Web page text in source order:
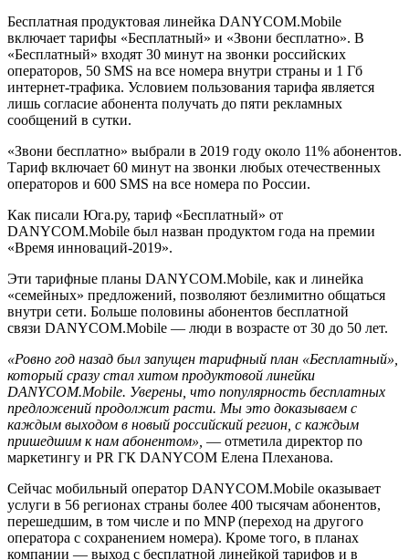
Бесплатная продуктовая линейка DANYCOM.Mobile
включает тарифы «Бесплатный» и «Звони бесплатно». В
«Бесплатный» входят 30 минут на звонки российских
операторов, 50 SMS на все номера внутри страны и 1 Гб
интернет-трафика. Условием пользования тарифа является
лишь согласие абонента получать до пяти рекламных
сообщений в сутки.
«Звони бесплатно» выбрали в 2019 году около 11% абонентов.
Тариф включает 60 минут на звонки любых отечественных
операторов и 600 SMS на все номера по России.
Как писали Юга.ру, тариф «Бесплатный» от
DANYCOM.Mobile был назван продуктом года на премии
«Время инноваций-2019».
Эти тарифные планы DANYCOM.Mobile, как и линейка
«семейных» предложений, позволяют безлимитно общаться
внутри сети. Больше половины абонентов бесплатной
связи DANYCOM.Mobile — люди в возрасте от 30 до 50 лет.
«Ровно год назад был запущен тарифный план «Бесплатный»,
который сразу стал хитом продуктовой линейки
DANYCOM.Mobile. Уверены, что популярность бесплатных
предложений продолжит расти. Мы это доказываем с
каждым выходом в новый российский регион, с каждым
пришедшим к нам абонентом», — отметила директор по
маркетингу и PR ГК DANYCOM Елена Плеханова.
Сейчас мобильный оператор DANYCOM.Mobile оказывает
услуги в 56 регионах страны более 400 тысячам абонентов,
перешедшим, в том числе и по MNP (переход на другого
оператора с сохранением номера). Кроме того, в планах
компании — выход с бесплатной линейкой тарифов и в